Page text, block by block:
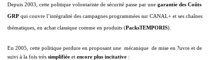
Depuis 2003, cette politique volontariste de sécurité passe par une garantie des Coûts
GRP qui couvre l’intégralité des campagnes programmées sur CANAL+ et ses chaînes
thématiques, en achat classique comme en produits (PacksTEMPORIS).
En 2005, cette politique perdure en proposant une  mécanique  de mise en ?uvre et de
suivi à la fois très simplifiée et encore plus incitative :